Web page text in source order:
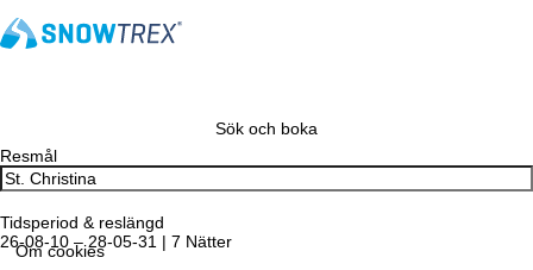
Om cookies
Sök och boka
Resmål
Tidsperiod & reslängd
26-08-10 – 28-05-31 | 7 Nätter